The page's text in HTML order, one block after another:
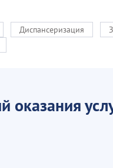
Диспансеризация
оказания